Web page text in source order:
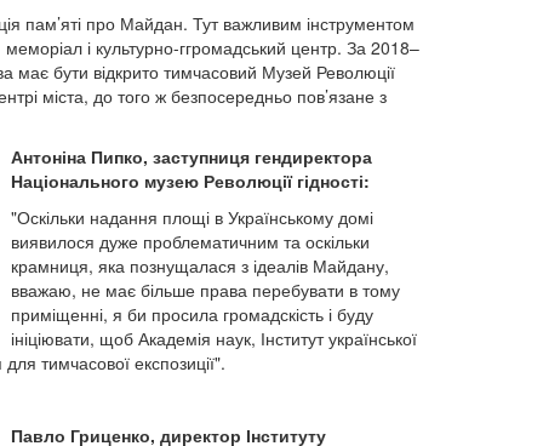
пам’яті про Майдан. Тут важливим інструментом
і культурно-ггромадський центр. За 2018–
має бути відкрито тимчасовий Музей Революції
міста, до того ж безпосередньо пов’язане з
Антоніна Пипко, заступниця гендиректора
Національного музею Революції гідності:
"Оскільки надання площі в Українському домі
виявилося дуже проблематичним та оскільки
крамниця, яка познущалася з ідеалів Майдану,
вважаю, не має більше права перебувати в тому
приміщенні, я би просила громадскість і буду
ініціювати, щоб Академія наук, Інститут української
тимчасової експозиції".
Павло Гриценко, директор Інституту